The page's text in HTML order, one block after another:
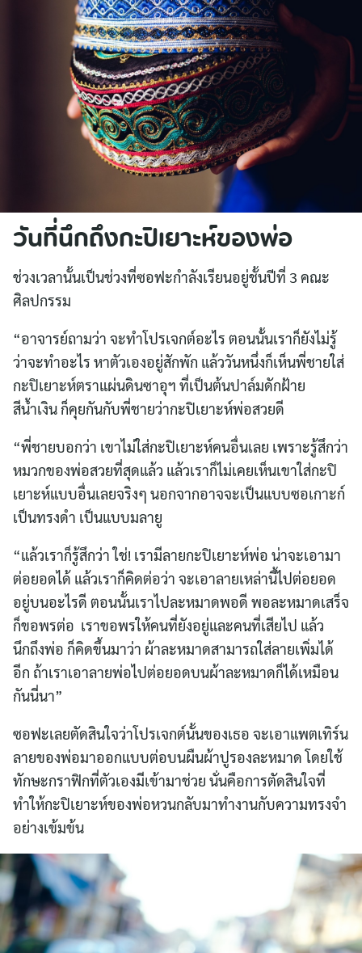
วันที่นึกถึงกะปิเยาะห์ของพ่อ
ช่วงเวลานั้นเป็นช่วงที่ซอฟะกำลังเรียนอยู่ชั้นปีที่ 3 คณะ
ศิลปกรรม
“อาจารย์ถามว่า จะทำโปรเจกต์อะไร ตอนนั้นเราก็ยังไม่รู้
ว่าจะทำอะไร หาตัวเองอยู่สักพัก แล้ววันหนึ่งก็เห็นพี่ชายใส่
กะปิเยาะห์ตราแผ่นดินซาอุฯ ที่เป็นต้นปาล์มดักฝ้าย
สีน้ำเงิน ก็คุยกันกับพี่ชายว่ากะปิเยาะห์พ่อสวยดี
“พี่ชายบอกว่า เขาไม่ใส่กะปิเยาะห์คนอื่นเลย เพราะรู้สึกว่า
หมวกของพ่อสวยที่สุดแล้ว แล้วเราก็ไม่เคยเห็นเขาใส่กะปิ
เยาะห์แบบอื่นเลยจริงๆ นอกจากอาจจะเป็นแบบซอเกาะก์
เป็นทรงดำ เป็นแบบมลายู
“แล้วเราก็รู้สึกว่า ใช่! เรามีลายกะปิเยาะห์พ่อ น่าจะเอามา
ต่อยอดได้ แล้วเราก็คิดต่อว่า จะเอาลายเหล่านี้ไปต่อยอด
อยู่บนอะไรดี ตอนนั้นเราไปละหมาดพอดี พอละหมาดเสร็จ
ก็ขอพรต่อ เราขอพรให้คนที่ยังอยู่และคนที่เสียไป แล้ว
นึกถึงพ่อ ก็คิดขึ้นมาว่า ผ้าละหมาดสามารถใส่ลายเพิ่มได้
อีก ถ้าเราเอาลายพ่อไปต่อยอดบนผ้าละหมาดก็ได้เหมือน
กันนี่นา”
ซอฟะเลยตัดสินใจว่าโปรเจกต์นั้นของเธอ จะเอาแพตเทิร์น
ลายของพ่อมาออกแบบต่อบนผืนผ้าปูรองละหมาด โดยใช้
ทักษะกราฟิกที่ตัวเองมีเข้ามาช่วย นั่นคือการตัดสินใจที่
ทำให้กะปิเยาะห์ของพ่อหวนกลับมาทำงานกับความทรงจำ
อย่างเข้มข้น